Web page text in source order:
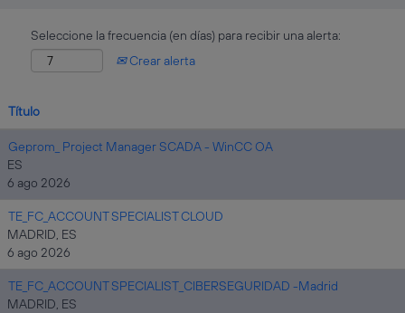
Seleccione la frecuencia (en días) para recibir una alerta:
Crear alerta
Título
Geprom_ Project Manager SCADA - WinCC OA
ES
6 ago 2026
TE_FC_ACCOUNT SPECIALIST CLOUD
MADRID, ES
6 ago 2026
TE_FC_ACCOUNT SPECIALIST_CIBERSEGURIDAD -Madrid
MADRID, ES